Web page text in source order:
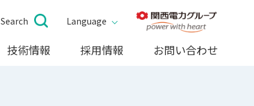
Search Language
技術情報 採用情報 お問い合わせ